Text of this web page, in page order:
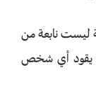
ليست نابعة من
يقود أي شخص